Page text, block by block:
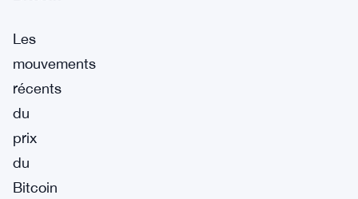
Les
mouvements
récents
du
prix
du
Bitcoin